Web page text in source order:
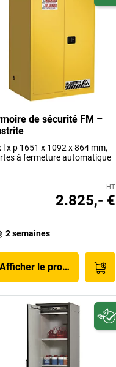
de sécurité FM –
l x p 1651 x 1092 x 864 mm,
à fermeture automatique
HT
2.825,- €
2 semaines
Afficher le produit